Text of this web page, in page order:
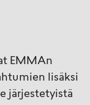
EMMAn
lisäksi
järjestetyistä